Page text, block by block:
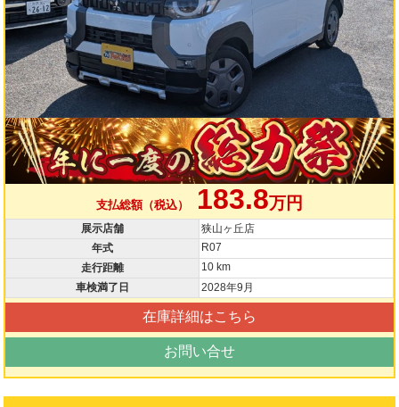
支払総額（税込） 183.8万円
展示店舗
狭山ヶ丘店
年式
R07
走行距離
10 km
車検満了日
2028年9月
在庫詳細はこちら
お問い合せ